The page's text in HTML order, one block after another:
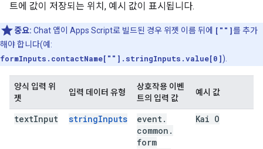
트에 값이 저장되는 위치, 예시 값이 표시됩니다.
중요: Chat 앱이 Apps Script로 빌드된 경우 위젯 이름 뒤에 [""]를 추가
해야 합니다(예:
formInputs.contactName[""].stringInputs.value[0]).
양식 입력 위
젯
입력 데이터 유형
상호작용 이벤
트의 입력 값
예시 값
textInput stringInputs event.
common .
form
Kai O